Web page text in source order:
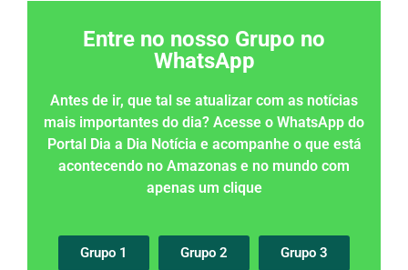
Entre no nosso Grupo no
WhatsApp
Antes de ir, que tal se atualizar com as notícias
mais importantes do dia? Acesse o WhatsApp do
Portal Dia a Dia Notícia e acompanhe o que está
acontecendo no Amazonas e no mundo com
apenas um clique
Grupo 1 Grupo 2 Grupo 3